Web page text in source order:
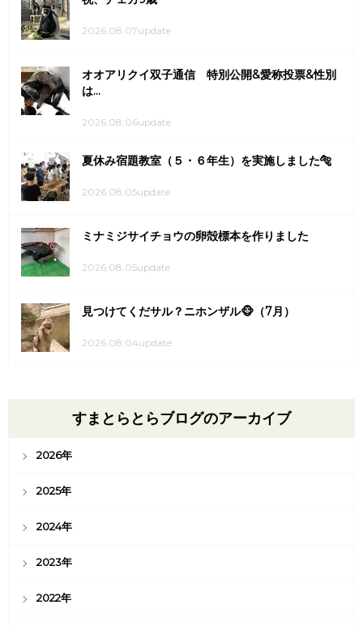
2026.08.07update
オオアリクイ双子通信 特別公開&愛称投票&性別
は...
2026.08.06update
夏休み宿題教室（５・６年生）を実施しました🐅
2026.08.05update
ミナミジサイチョウの卵殻標本を作りました
2026.08.05update
見つけてくだサル？ニホンザル🐵（7月）
2026.08.04update
すまとらとらブログのアーカイブ
2026年
2025年
2024年
2023年
2022年